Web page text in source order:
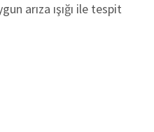
arıza ışığı ile tespit